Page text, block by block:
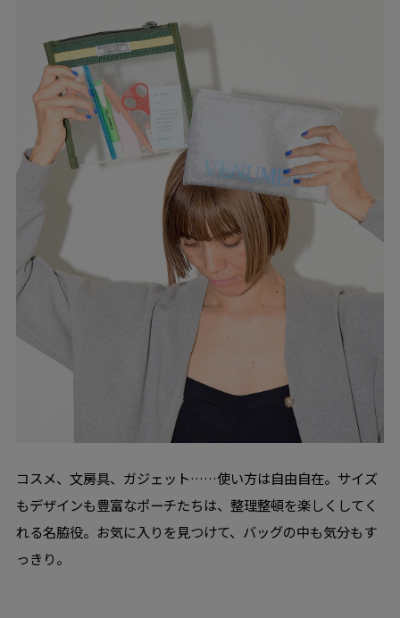
コスメ、文房具、ガジェット……使い方は自由自在。サイズ
もデザインも豊富なポーチたちは、整理整頓を楽しくしてく
れる名脇役。お気に入りを見つけて、バッグの中も気分もす
っきり。